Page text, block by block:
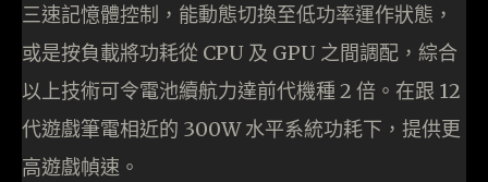
三速記憶體控制，能動態切換至低功率運作狀態，
或是按負載將功耗從 CPU 及 GPU 之間調配，綜合
以上技術可令電池續航力達前代機種 2 倍。在跟 12
代遊戲筆電相近的 300W 水平系統功耗下，提供更
高遊戲幀速。